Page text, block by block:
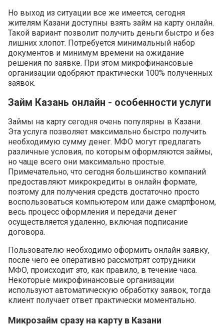
Но выход из ситуации все же имеется, сегодня
жителям Казани доступны взять займ на карту онлайн.
Такой вариант позволит получить деньги быстро и без
лишних хлопот. Потребуется минимальный набор
документов и минимум времени на ожидание
решения по заявке. При этом микрофинансовые
организации одобряют практически 100% полученных
заявок.
Займ Казань онлайн - особенности услуги
Займы на карту сегодня очень популярны в Казани.
Эта услуга позволяет максимально быстро получить
необходимую сумму денег. МФО могут предлагать
различные условия, по которым оформляются займы,
но чаще всего они максимально простые.
Примечательно, что сегодня большинство компаний
предоставляют микрокредиты в онлайн формате,
поэтому для получения средств достаточно просто
воспользоваться компьютером или даже смартфоном,
весь процесс оформления и передачи денег
осуществляется удаленно, включая подписание
договора.
Пользователю необходимо оформить онлайн заявку,
после чего ее оперативно рассмотрят сотрудники
МФО, происходит это, как правило, в течение часа.
Некоторые микрофинансовые организации
используют автоматическую обработку заявок, тогда
клиент получает ответ практически моментально.
Микрозайм сразу на карту в Казани